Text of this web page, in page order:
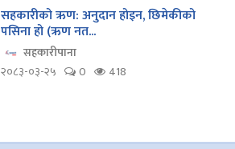
सहकारीको ऋण: अनुदान होइन, छिमेकीको
पसिना हो (ऋण नत...
सहकारीपाना
२०८३-०३-२५
0 418